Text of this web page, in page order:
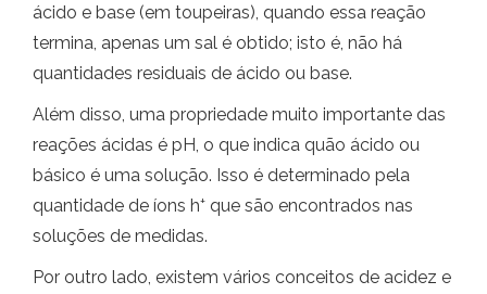
ácido e base (em toupeiras), quando essa reação
termina, apenas um sal é obtido; isto é, não há
quantidades residuais de ácido ou base.
Além disso, uma propriedade muito importante das
reações ácidas é pH, o que indica quão ácido ou
básico é uma solução. Isso é determinado pela
quantidade de íons h+ que são encontrados nas
soluções de medidas.
Por outro lado, existem vários conceitos de acidez e